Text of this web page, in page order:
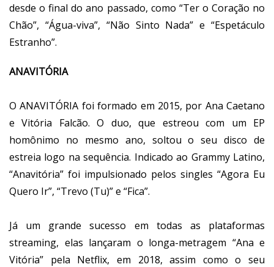
desde o final do ano passado, como “Ter o Coração no
Chão”, “Água-viva”, “Não Sinto Nada” e “Espetáculo
Estranho”.
ANAVITÓRIA
O ANAVITÓRIA foi formado em 2015, por Ana Caetano
e Vitória Falcão. O duo, que estreou com um EP
homônimo no mesmo ano, soltou o seu disco de
estreia logo na sequência. Indicado ao Grammy Latino,
“Anavitória” foi impulsionado pelos singles “Agora Eu
Quero Ir”, “Trevo (Tu)” e “Fica”.
Já um grande sucesso em todas as plataformas
streaming, elas lançaram o longa-metragem “Ana e
Vitória” pela Netflix, em 2018, assim como o seu